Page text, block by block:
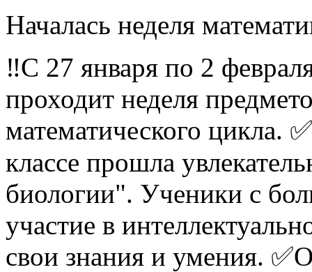
Началась неделя
‼️С 27 января по 2
проходит неделя
математического цикла.
классе прошла
биологии". Ученики с
участие в
свои знания и умения.